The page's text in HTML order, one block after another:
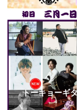
トーキョーギ